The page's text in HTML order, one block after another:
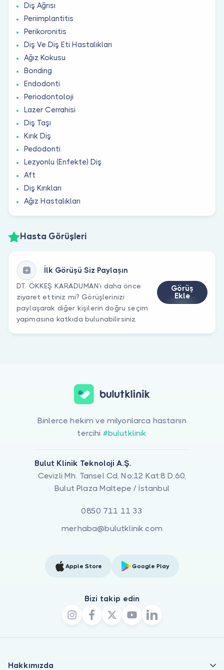
Diş Ağrısı
Periimplantitis
Perikoronitis
Diş Ve Diş Eti Hastalıkları
Ağız Kokusu
Bonding
Endodonti
Periodontoloji
Lazer Cerrahisi
Diş Taşı
Kırık Diş
Pedodonti
Lezyonlu (Enfekte) Diş
Aft
Diş Kırıkları
Ağız Hastalıkları
Hasta Görüşleri
İlk Görüşü Siz Paylaşın
DT. ÖKKEŞ KARADUMAN’ı daha önce
ziyaret ettiniz mi? Görüşlerinizi
paylaşarak diğer kişilerin doğru seçim
yapmasına katkıda bulunabilirsiniz.
Görüş
Ekle
Binlerce hekim ve milyonlarca hastanın
tercihi #bulutklinik
Bulut Klinik Teknoloji A.Ş.
Cevizli Mh. Tansel Cd. No:12 Kat:8 D:60,
Bulut Plaza Maltepe / İstanbul
0850 711 11 33
merhaba@bulutklinik.com
Apple Store Google Play
Bizi takip edin
Hakkımızda